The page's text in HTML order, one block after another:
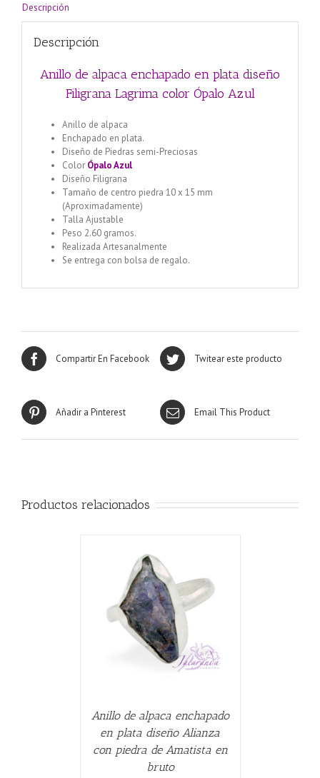
Descripción
Descripción
Anillo de alpaca enchapado en plata diseño
Filigrana Lagrima color Ópalo Azul
Anillo de alpaca
Enchapado en plata.
Diseño de Piedras semi-Preciosas
Color Ópalo Azul
Diseño Filigrana
Tamaño de centro piedra 10 x 15 mm
(Aproximadamente)
Talla Ajustable
Peso 2.60 gramos.
Realizada Artesanalmente
Se entrega con bolsa de regalo.
Compartir En Facebook Twitear este producto
Añadir a Pinterest Email This Product
Productos relacionados
Anillo de alpaca enchapado
en plata diseño Alianza
con piedra de Amatista en
bruto